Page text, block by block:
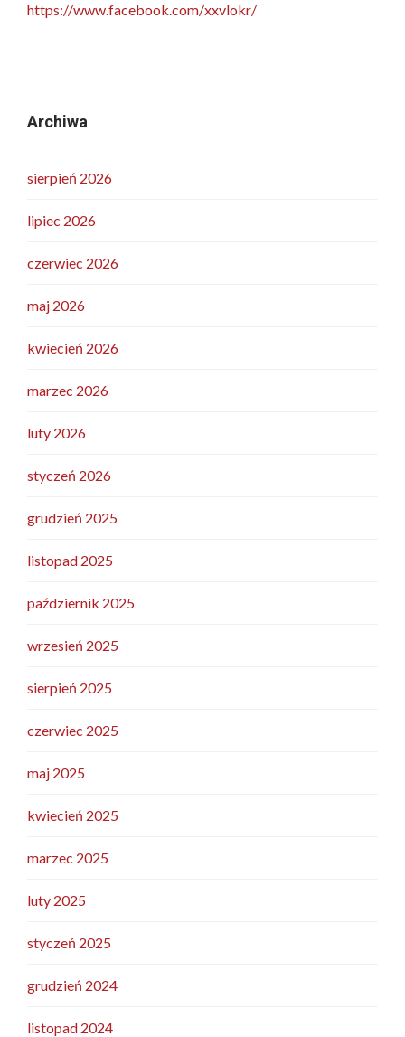
https://www.facebook.com/xxvlokr/
Archiwa
sierpień 2026
lipiec 2026
czerwiec 2026
maj 2026
kwiecień 2026
marzec 2026
luty 2026
styczeń 2026
grudzień 2025
listopad 2025
październik 2025
wrzesień 2025
sierpień 2025
czerwiec 2025
maj 2025
kwiecień 2025
marzec 2025
luty 2025
styczeń 2025
grudzień 2024
listopad 2024